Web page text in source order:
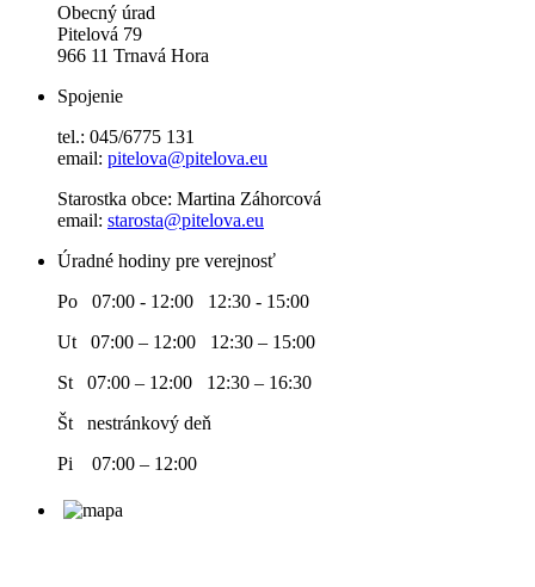
Obecný úrad
Pitelová 79
966 11 Trnavá Hora
Spojenie
tel.: 045/6775 131
email: pitelova@pitelova.eu
Starostka obce: Martina Záhorcová
email: starosta@pitelova.eu
Úradné hodiny pre verejnosť
Po 07:00 - 12:00 12:30 - 15:00
Ut 07:00 – 12:00 12:30 – 15:00
St 07:00 – 12:00 12:30 – 16:30
Št nestránkový deň
Pi 07:00 – 12:00